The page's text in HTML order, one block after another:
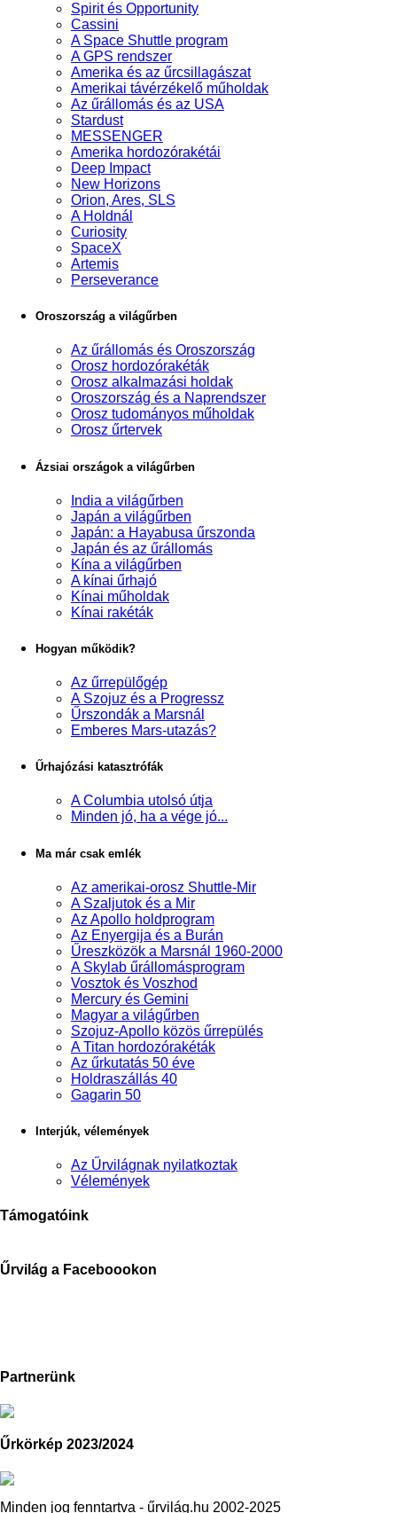
Spirit és Opportunity
Cassini
A Space Shuttle program
A GPS rendszer
Amerika és az űrcsillagászat
Amerikai távérzékelő műholdak
Az űrállomás és az USA
Stardust
MESSENGER
Amerika hordozórakétái
Deep Impact
New Horizons
Orion, Ares, SLS
A Holdnál
Curiosity
SpaceX
Artemis
Perseverance
Oroszország a világűrben
Az űrállomás és Oroszország
Orosz hordozórakéták
Orosz alkalmazási holdak
Oroszország és a Naprendszer
Orosz tudományos műholdak
Orosz űrtervek
Ázsiai országok a világűrben
India a világűrben
Japán a világűrben
Japán: a Hayabusa űrszonda
Japán és az űrállomás
Kína a világűrben
A kínai űrhajó
Kínai műholdak
Kínai rakéták
Hogyan működik?
Az űrrepülőgép
A Szojuz és a Progressz
Űrszondák a Marsnál
Emberes Mars-utazás?
Űrhajózási katasztrófák
A Columbia utolsó útja
Minden jó, ha a vége jó...
Ma már csak emlék
Az amerikai-orosz Shuttle-Mir
A Szaljutok és a Mir
Az Apollo holdprogram
Az Enyergija és a Burán
Űreszközök a Marsnál 1960-2000
A Skylab űrállomásprogram
Vosztok és Voszhod
Mercury és Gemini
Magyar a világűrben
Szojuz-Apollo közös űrrepülés
A Titan hordozórakéták
Az űrkutatás 50 éve
Holdraszállás 40
Gagarin 50
Interjúk, vélemények
Az Űrvilágnak nyilatkoztak
Vélemények
Támogatóink
Űrvilág a Faceboookon
Partnerünk
Űrkörkép 2023/2024
Minden jog fenntartva - űrvilág.hu 2002-2025